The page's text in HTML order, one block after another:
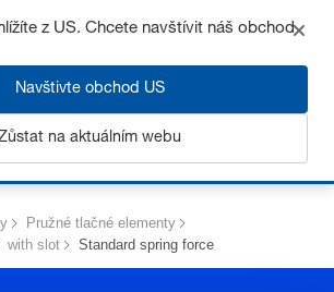
– klikněte zde pro víceinformací
Pružné tlačné elementy
with slot Standard spring force
z US. Chcete navštívit náš obchod
Navštivte obchod US
na aktuálním webu